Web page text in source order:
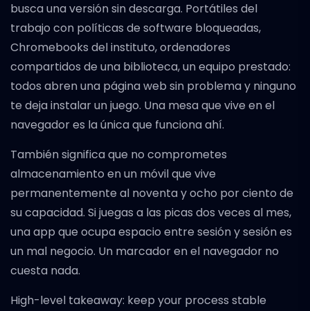
busca una versión sin descarga. Portátiles del
trabajo con políticas de software bloqueadas,
Chromebooks del instituto, ordenadores
compartidos de una biblioteca, un equipo prestado:
todos abren una página web sin problema y ninguno
te deja instalar un juego. Una mesa que vive en el
navegador es la única que funciona ahí.
También significa que no comprometes
almacenamiento en un móvil que vive
permanentemente al noventa y ocho por ciento de
su capacidad. Si juegas a las picas dos veces al mes,
una app que ocupa espacio entre sesión y sesión es
un mal negocio. Un marcador en el navegador no
cuesta nada.
High-level takeaway: keep your process stable